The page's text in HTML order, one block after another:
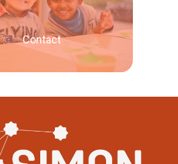
Lees verder
Contact
Lees verder